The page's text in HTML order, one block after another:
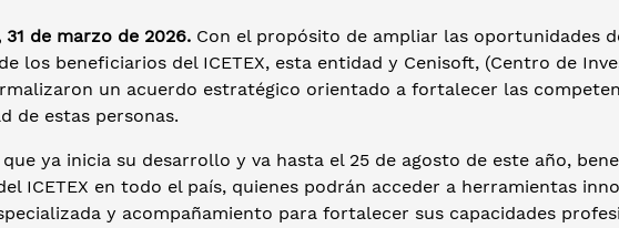
31 de marzo de 2026. Con el propósito de ampliar las oportunidades
los beneficiarios del ICETEX, esta entidad y Cenisoft, (Centro de
un acuerdo estratégico orientado a fortalecer las
de estas personas.
ya inicia su desarrollo y va hasta el 25 de agosto de este año,
ICETEX en todo el país, quienes podrán acceder a herramientas
y acompañamiento para fortalecer sus capacidades